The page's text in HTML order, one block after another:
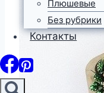
Плюшевые
Без рубрики
Контакты